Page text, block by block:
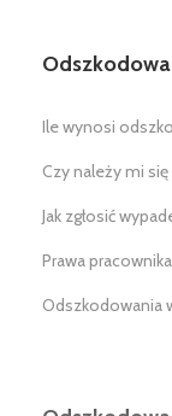
Ile wynosi
Czy należy mi
Jak zgłosić
Prawa
Odszkodowania